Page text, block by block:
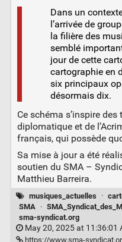
Dans un
l’arrivée de
la filière des
semblé
jour de cette
cartographie en
six principaux
désormais dix.
Ce schéma s’inspire
diplomatique et de
français, qui possède
Sa mise à jour a été
soutien du SMA –
Matthieu Barreira.
musiques_actuelles ·
SMA
·
sma-syndicat.org
May 20, 2025 at 11:36:01
https://www.sma-syndicat.org/cartographie-des-dix-plus-